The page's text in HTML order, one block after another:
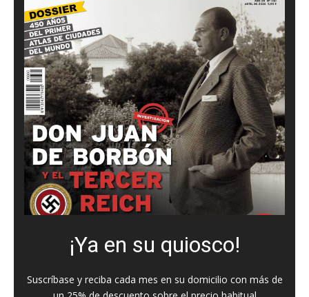
¡Ya en su quiosco!
Suscríbase y reciba cada mes en su domicilio con más de